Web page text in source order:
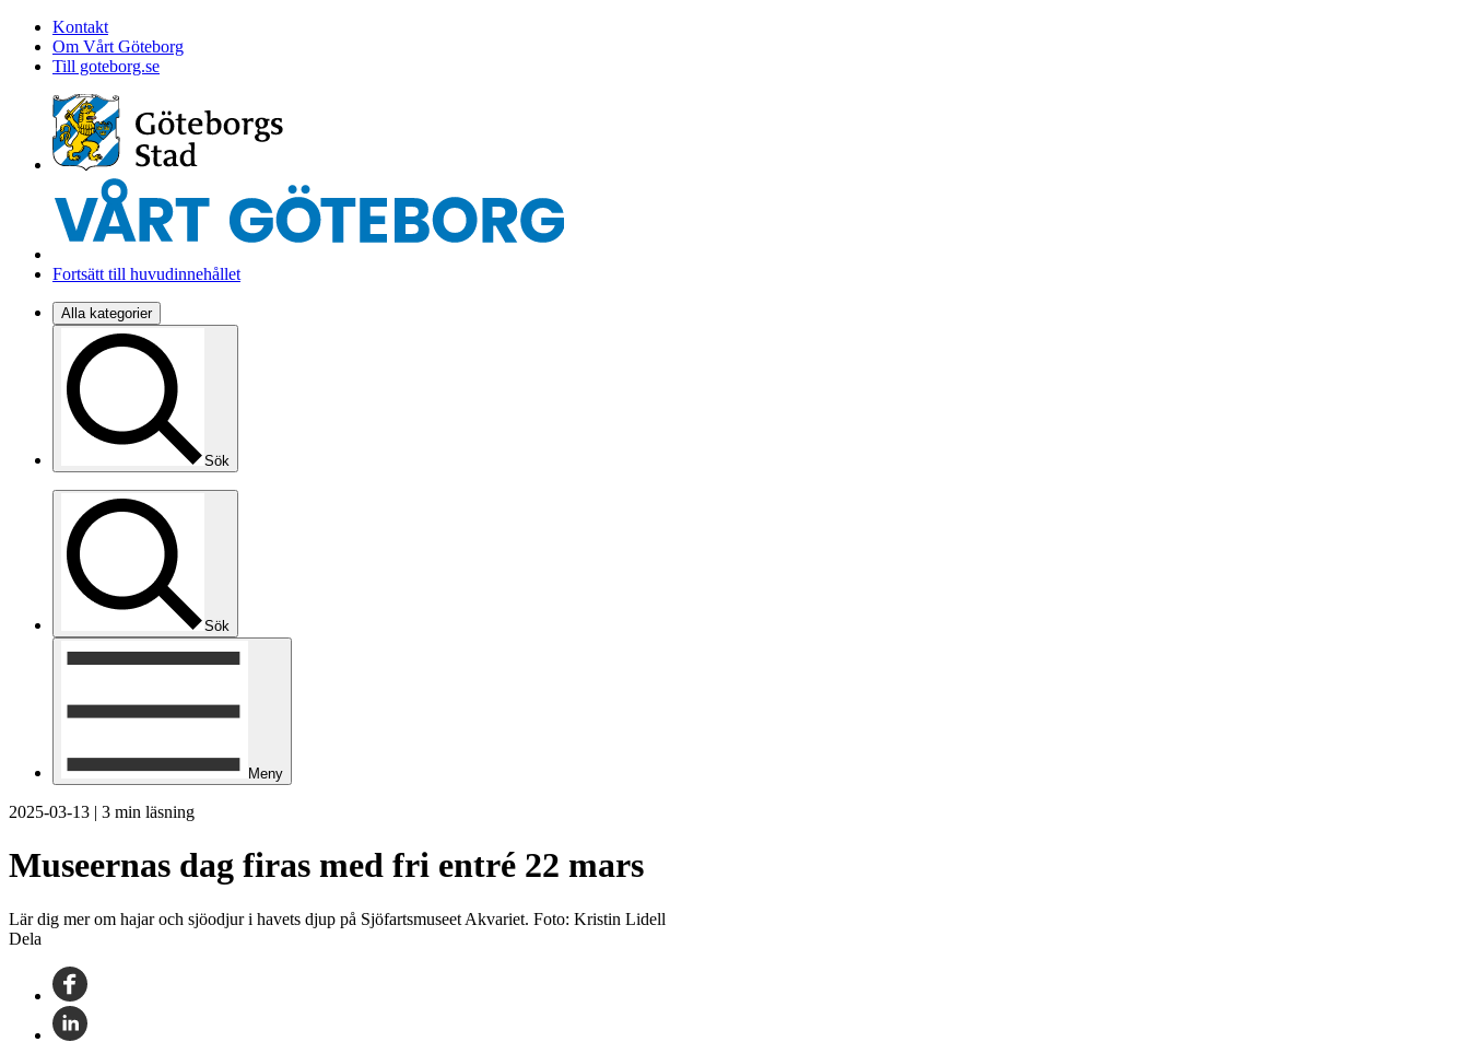
Kontakt
Om Vårt Göteborg
Till goteborg.se
Fortsätt till huvudinnehållet
Alla kategorier
Sök
Sök
Meny
2025-03-13 | 3 min läsning
Museernas dag firas med fri entré 22 mars
Lär dig mer om hajar och sjöodjur i havets djup på Sjöfartsmuseet Akvariet. Foto: Kristin Lidell
Dela